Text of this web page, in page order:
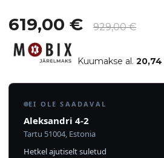
619,00 € 929,00€
Kuumakse al. 20,74
EI OLE SAADAVAL
Aleksandri 4-2
Tartu 51004, Estonia
Hetkel ajutiselt suletud